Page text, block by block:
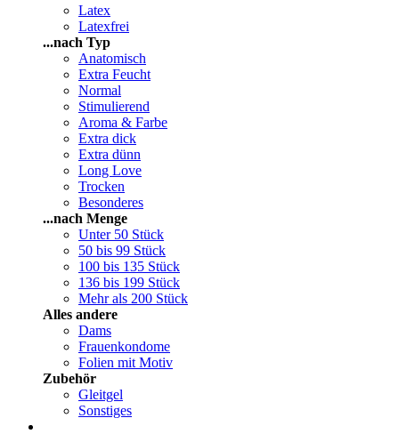
Latex
Latexfrei
...nach Typ
Anatomisch
Extra Feucht
Normal
Stimulierend
Aroma & Farbe
Extra dick
Extra dünn
Long Love
Trocken
Besonderes
...nach Menge
Unter 50 Stück
50 bis 99 Stück
100 bis 135 Stück
136 bis 199 Stück
Mehr als 200 Stück
Alles andere
Dams
Frauenkondome
Folien mit Motiv
Zubehör
Gleitgel
Sonstiges